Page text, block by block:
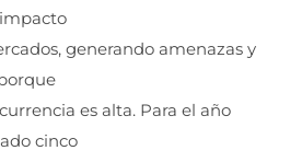
generando amenazas y
es alta. Para el año
cinco